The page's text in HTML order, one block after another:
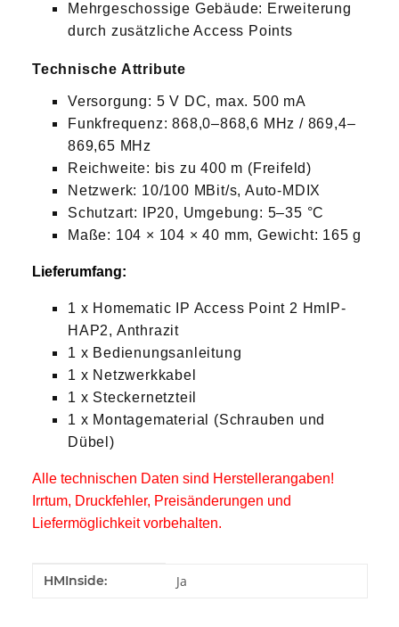
Mehrgeschossige Gebäude: Erweiterung
durch zusätzliche Access Points
Technische Attribute
Versorgung: 5 V DC, max. 500 mA
Funkfrequenz: 868,0–868,6 MHz / 869,4–
869,65 MHz
Reichweite: bis zu 400 m (Freifeld)
Netzwerk: 10/100 MBit/s, Auto-MDIX
Schutzart: IP20, Umgebung: 5–35 °C
Maße: 104 × 104 × 40 mm, Gewicht: 165 g
Lieferumfang:
1 x Homematic IP Access Point 2 HmIP-
HAP2, Anthrazit
1 x Bedienungsanleitung
1 x Netzwerkkabel
1 x Steckernetzteil
1 x Montagematerial (Schrauben und
Dübel)
Alle technischen Daten sind Herstellerangaben!
Irrtum, Druckfehler, Preisänderungen und
Liefermöglichkeit vorbehalten.
Produkteigenschaft
Wert
HMInside: Ja